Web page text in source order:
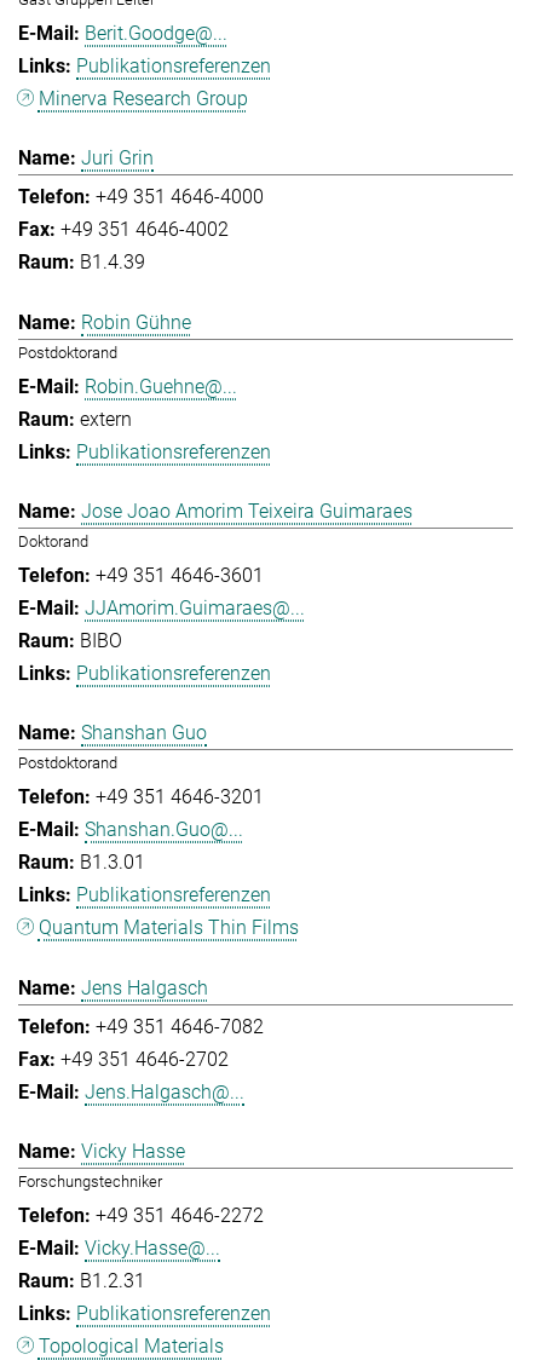
Berit.Goodge@...
Publikationsreferenzen
Minerva Research Group
Juri Grin
+49 351 4646-4000
+49 351 4646-4002
B1.4.39
Robin Gühne
Postdoktorand
Robin.Guehne@...
extern
Publikationsreferenzen
Jose Joao Amorim Teixeira Guimaraes
Doktorand
+49 351 4646-3601
JJAmorim.Guimaraes@...
BIBO
Publikationsreferenzen
Shanshan Guo
Postdoktorand
+49 351 4646-3201
Shanshan.Guo@...
B1.3.01
Publikationsreferenzen
Quantum Materials Thin Films
Jens Halgasch
+49 351 4646-7082
+49 351 4646-2702
Jens.Halgasch@...
Vicky Hasse
Forschungstechniker
+49 351 4646-2272
Vicky.Hasse@...
B1.2.31
Publikationsreferenzen
Topological Materials